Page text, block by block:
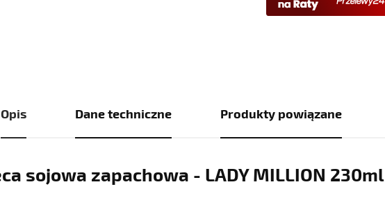
Opis Dane techniczne Produkty powiązane
sojowa zapachowa - LADY MILLION 230ml